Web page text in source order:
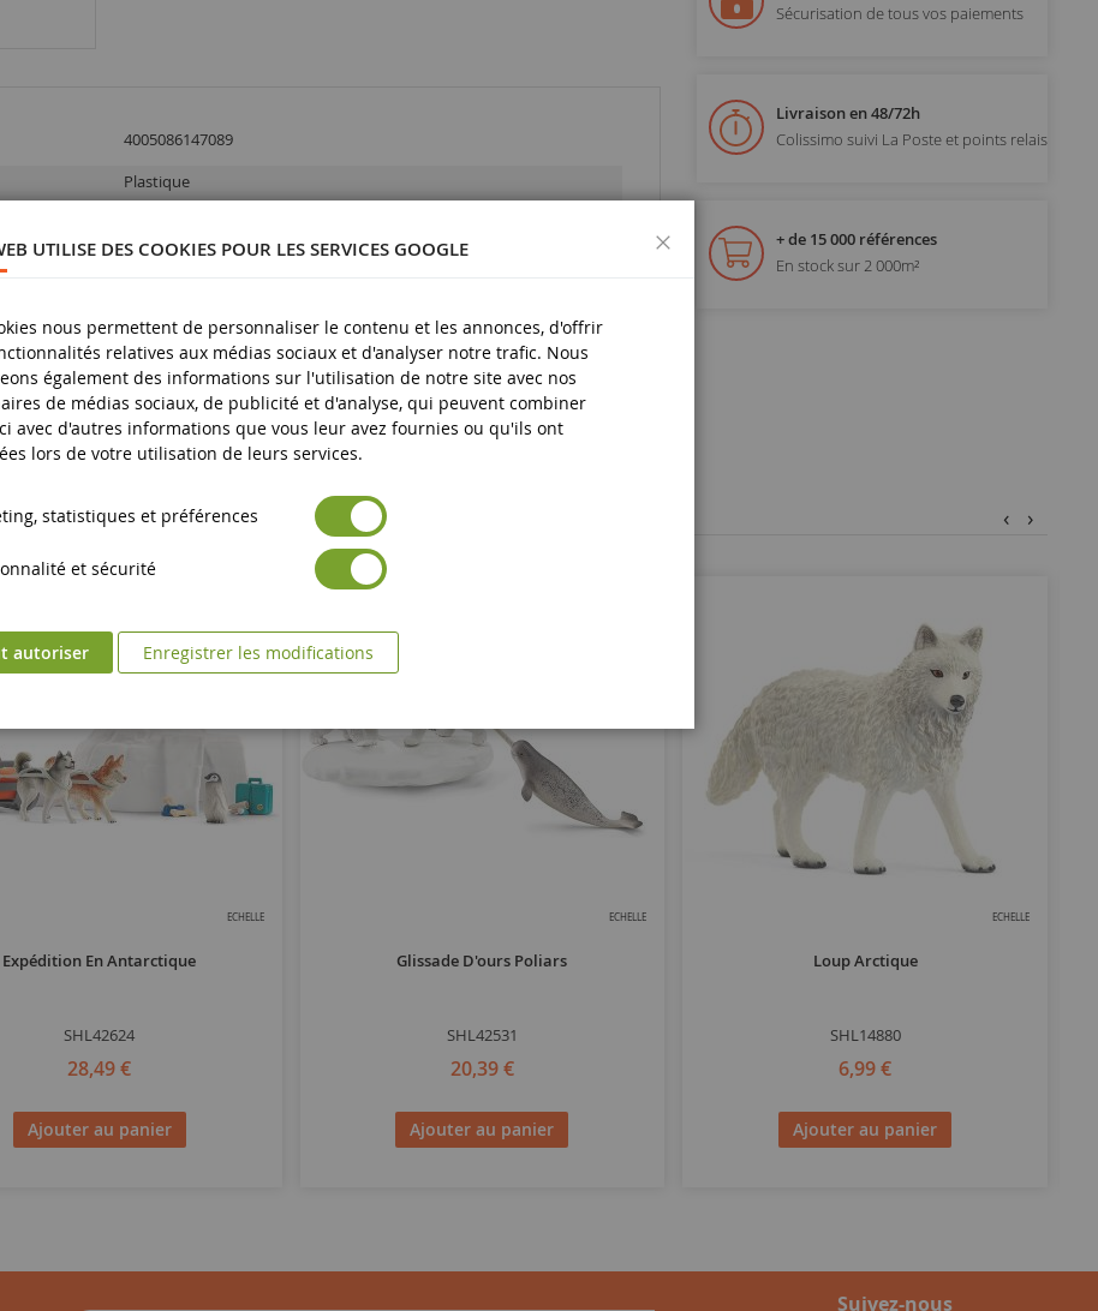
4005086147089
Plastique
produits
Marquage CE
Sécurisation de tous vos paiements
Livraison en 48/72h
Colissimo suivi La Poste et points relais
+ de 15 000 références
En stock sur 2 000m²
ECHELLE
Expédition En Antarctique
SHL42624
28,49 €
Ajouter au panier
ECHELLE
Glissade D'ours Poliars
SHL42531
20,39 €
Ajouter au panier
ECHELLE
Loup Arctique
SHL14880
6,99 €
Ajouter au panier
‹ ›
Suivez-nous
UTILISE DES COOKIES POUR LES SERVICES GOOGLE
Fermer
nous permettent de personnaliser le contenu et les annonces, d'offrir
relatives aux médias sociaux et d'analyser notre trafic. Nous
également des informations sur l'utilisation de notre site avec nos
de médias sociaux, de publicité et d'analyse, qui peuvent combiner
avec d'autres informations que vous leur avez fournies ou qu'ils ont
lors de votre utilisation de leurs services.
statistiques et préférences
et sécurité
autoriser Enregistrer les modifications